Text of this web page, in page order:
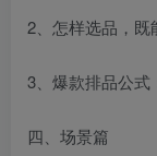
2、怎样选品，既
3、爆款排品公式
四、场景篇